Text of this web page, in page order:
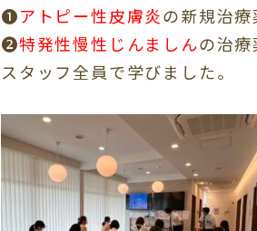
❶アトピー性皮膚炎の新規治療
❷特発性慢性じんましんの治療
スタッフ全員で学びました。